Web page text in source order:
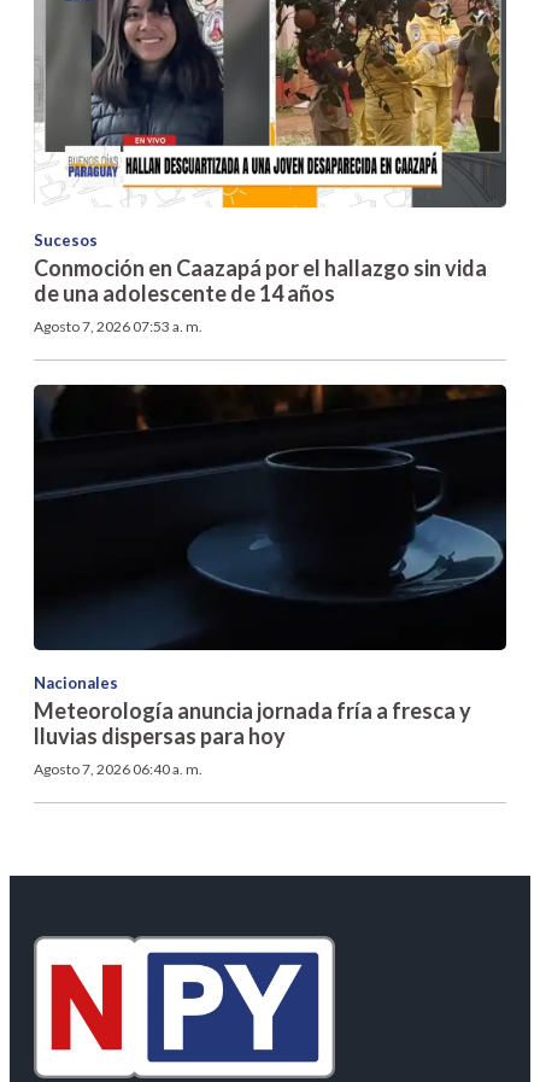
Sucesos
Conmoción en Caazapá por el hallazgo sin vida
de una adolescente de 14 años
Agosto 7, 2026 07:53 a. m.
Nacionales
Meteorología anuncia jornada fría a fresca y
lluvias dispersas para hoy
Agosto 7, 2026 06:40 a. m.